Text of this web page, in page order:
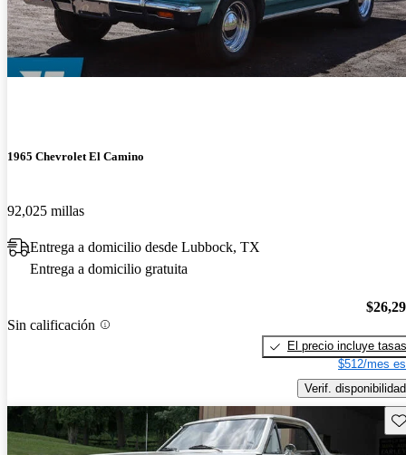
1965 Chevrolet El Camino
92,025 millas
Entrega a domicilio desde Lubbock, TX
Entrega a domicilio gratuita
Sin calificación
El precio incluye tasas
$512/mes
Verif. disponibilidad